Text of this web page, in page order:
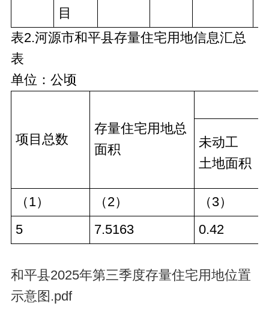
目
表2.河源市和平县存量住宅用地信息汇总
表
单位：公顷
项目总数
存量住宅用地总
面积
未动工
土地面积
（1） （2）
（3）
5
7.5163 0.42
和平县2025年第三季度存量住宅用地位置
示意图.pdf